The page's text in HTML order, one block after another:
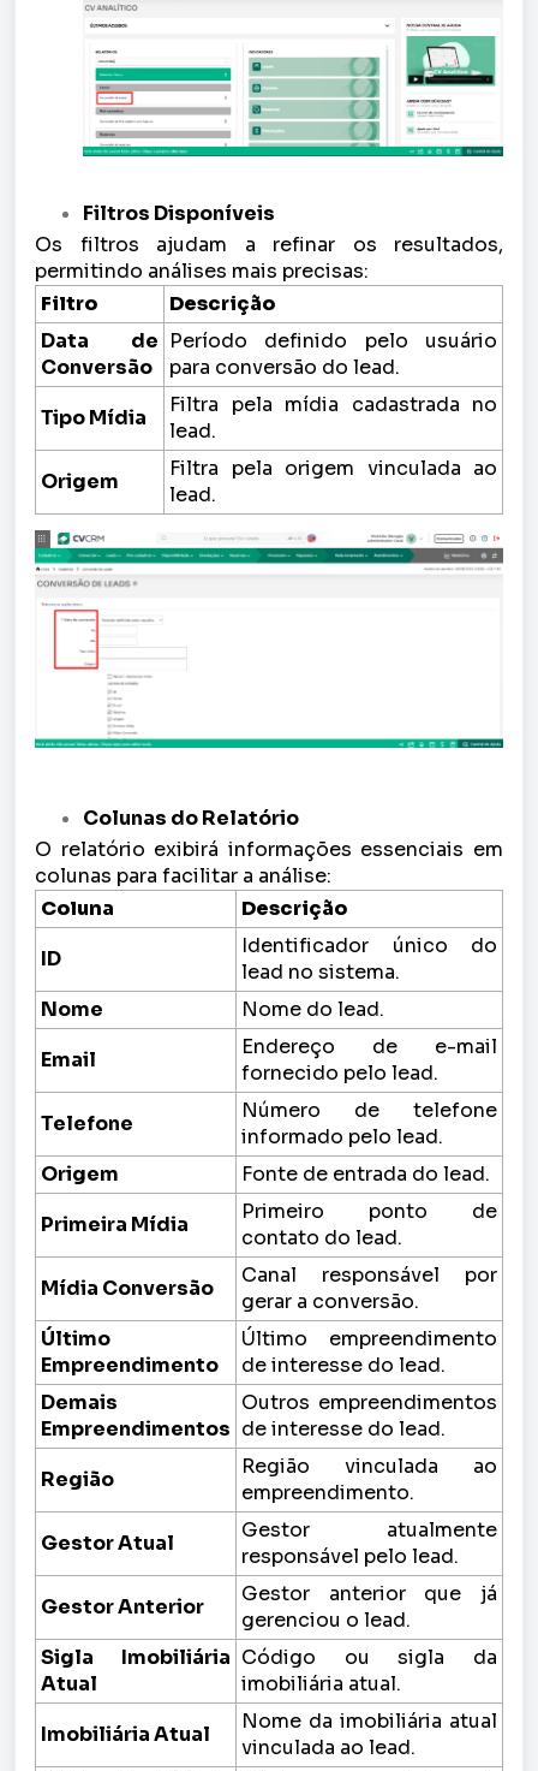
Filtros Disponíveis
Os filtros ajudam a refinar os resultados,
permitindo análises mais precisas:
Filtro
Descrição
Data de
Conversão
Período definido pelo usuário
para conversão do lead.
Tipo Mídia
Filtra pela mídia cadastrada no
lead.
Origem
Filtra pela origem vinculada ao
lead.
Colunas do Relatório
O relatório exibirá informações essenciais em
colunas para facilitar a análise:
Coluna
Descrição
ID
Identificador único do
lead no sistema.
Nome
Nome do lead.
Email
Endereço de e-mail
fornecido pelo lead.
Telefone
Número de telefone
informado pelo lead.
Origem
Fonte de entrada do lead.
Primeira Mídia
Primeiro ponto de
contato do lead.
Mídia Conversão
Canal responsável por
gerar a conversão.
Último
Empreendimento
Último empreendimento
de interesse do lead.
Demais
Empreendimentos
Outros empreendimentos
de interesse do lead.
Região
Região vinculada ao
empreendimento.
Gestor Atual
Gestor atualmente
responsável pelo lead.
Gestor Anterior
Gestor anterior que já
gerenciou o lead.
Sigla Imobiliária
Atual
Código ou sigla da
imobiliária atual.
Imobiliária Atual
Nome da imobiliária atual
vinculada ao lead.